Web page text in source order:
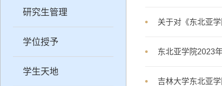
研究生管理
学位授予
学生天地
关于对《东北亚
东北亚学院2023
吉林大学东北亚